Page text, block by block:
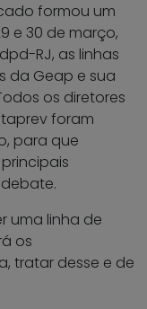
formou um
e 30 de março,
RJ, as linhas
da Geap e sua
os diretores
foram
para que
uma linha de
os
tratar desse e de